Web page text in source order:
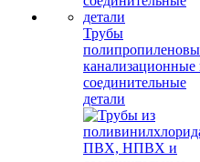
Трубы
канализационные
соединительные
детали